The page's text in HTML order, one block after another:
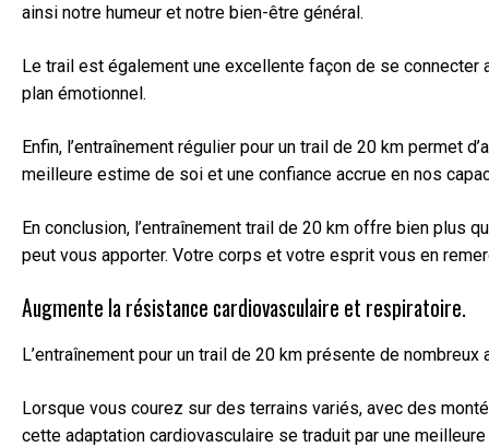
ainsi notre humeur et notre bien-être général.
Le trail est également une excellente façon de se connecter
plan émotionnel.
Enfin, l’entraînement régulier pour un trail de 20 km
meilleure estime de soi et une confiance accrue en nos
En conclusion, l’entraînement trail de 20 km offre bien plus
peut vous apporter. Votre corps et votre esprit vous en
Augmente la résistance cardiovasculaire et respiratoire.
L’entraînement pour un trail de 20 km présente de
Lorsque vous courez sur des terrains variés, avec des
cette adaptation cardiovasculaire se traduit par une